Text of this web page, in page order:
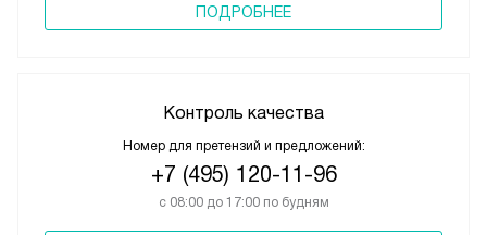
Номер для претензий и предложений:
+7 (495) 120-11-96
с 08:00 до 17:00 по будням